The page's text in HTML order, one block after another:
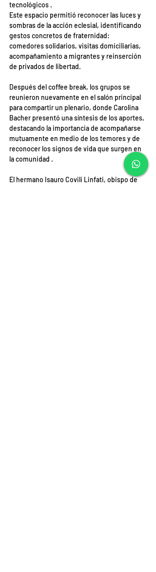
tecnológicos .
Este espacio permitió reconocer las luces y
sombras de la acción eclesial, identificando
gestos concretos de fraternidad:
comedores solidarios, visitas domiciliarias,
acompañamiento a migrantes y reinserción
de privados de libertad.
Después del coffee break, los grupos se
reunieron nuevamente en el salón principal
para compartir un plenario, donde Carolina
Bacher presentó una síntesis de los aportes,
destacando la importancia de acompañarse
mutuamente en medio de los temores y de
reconocer los signos de vida que surgen en
la comunidad .
El hermano Isauro Covili Linfati, obispo de